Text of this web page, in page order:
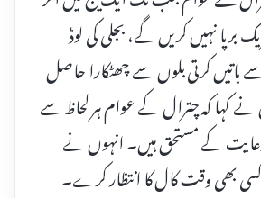
برپا نہیں کریں گے، بجلی کی لوڈ
باتیں کرتی بلوں سے چھٹکارا حاصل
نے کہا کہ چترال کے عوام ہر لحاظ سے
رعایت کے مستحق ہیں۔ انہوں نے
کسی بھی وقت کال کا انتظار کرے۔